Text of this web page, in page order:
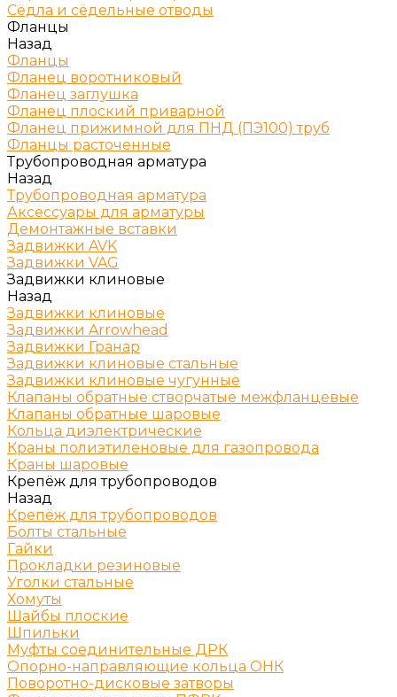
Сёдла и сёдельные отводы
Фланцы
Назад
Фланцы
Фланец воротниковый
Фланец заглушка
Фланец плоский приварной
Фланец прижимной для ПНД (ПЭ100) труб
Фланцы расточенные
Трубопроводная арматура
Назад
Трубопроводная арматура
Аксессуары для арматуры
Демонтажные вставки
Задвижки AVK
Задвижки VAG
Задвижки клиновые
Назад
Задвижки клиновые
Задвижки Arrowhead
Задвижки Гранар
Задвижки клиновые стальные
Задвижки клиновые чугунные
Клапаны обратные створчатые межфланцевые
Клапаны обратные шаровые
Кольца диэлектрические
Краны полиэтиленовые для газопровода
Краны шаровые
Крепёж для трубопроводов
Назад
Крепёж для трубопроводов
Болты стальные
Гайки
Прокладки резиновые
Уголки стальные
Хомуты
Шайбы плоские
Шпильки
Муфты соединительные ДРК
Опорно-направляющие кольца ОНК
Поворотно-дисковые затворы